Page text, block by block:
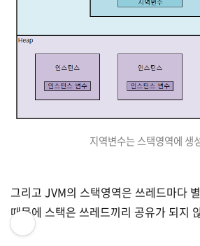
지역변수는 스택영역에 생
그리고 JVM의 스택영역은 쓰레드마다
때문에 스택은 쓰레드끼리 공유가 되지